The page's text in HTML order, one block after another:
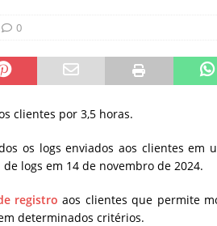
guardrails, a autonomia da IA se torna um risco
0
clientes por 3,5 horas.
os logs enviados aos clientes em
logs em 14 de novembro de 2024.
registro aos clientes que permite
determinados critérios.